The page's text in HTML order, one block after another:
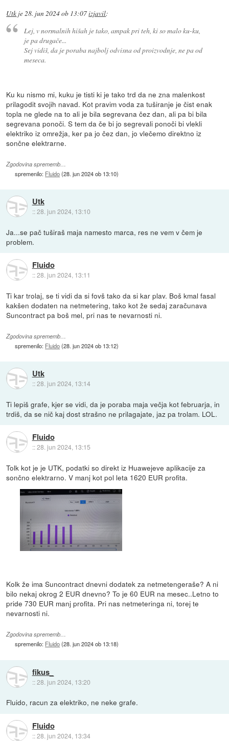
Utk je28. jun 2024 ob 13:07izjavil:
Lej, v normalnih hišah je tako, ampak pri teh, ki so malo ku-ku,
je pa drugače...
Sej vidiš, da je poraba najbolj odvisna od proizvodnje, ne pa od
meseca.
Ku ku nismo mi, kuku je tisti ki je tako trd da ne zna malenkost
prilagodit svojih navad. Kot pravim voda za tuširanje je čist enak
topla ne glede na to ali je bila segrevana čez dan, ali pa bi bila
segrevana ponoči. S tem da če bi jo segrevali ponoči bi vlekli
elektriko iz omrežja, ker pa jo čez dan, jo vlečemo direktno iz
sončne elektrarne.
Zgodovina sprememb…
spremenilo: Fluido(28. jun 2024 ob 13:10)
Utk
::28. jun 2024, 13:10
Ja...se pač tuširaš maja namesto marca, res ne vem v čem je
problem.
Fluido
::28. jun 2024, 13:11
Ti kar trolaj, se ti vidi da si fovš tako da si kar plav. Boš kmal fasal
kakšen dodaten na netmetering, tako kot že sedaj zaračunava
Suncontract pa boš mel, pri nas te nevarnosti ni.
Zgodovina sprememb…
spremenilo: Fluido(28. jun 2024 ob 13:12)
Utk
::28. jun 2024, 13:14
Ti lepiš grafe, kjer se vidi, da je poraba maja večja kot februarja, in
trdiš, da se nič kaj dost strašno ne prilagajate, jaz pa trolam. LOL.
Fluido
::28. jun 2024, 13:15
Tolk kot je je UTK, podatki so direkt iz Huawejeve aplikacije za
sončno elektrarno. V manj kot pol leta 1620 EUR profita.
Kolk že ima Suncontract dnevni dodatek za netmetengeraše? A ni
bilo nekaj okrog 2 EUR dnevno? To je 60 EUR na mesec..Letno to
pride 730 EUR manj profita. Pri nas netmeteringa ni, torej te
nevarnosti ni.
Zgodovina sprememb…
spremenilo: Fluido(28. jun 2024 ob 13:18)
fikus_
::28. jun 2024, 13:20
Fluido, racun za elektriko, ne neke grafe.
Fluido
::28. jun 2024, 13:34